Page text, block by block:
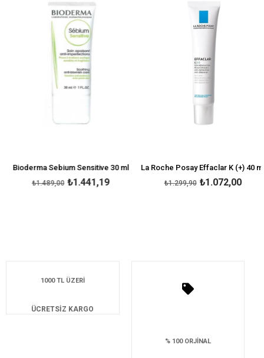
Bioderma Sebium Sensitive 30 ml
₺1.441,19
₺1.489,00
La Roche Posay Effaclar K (+) 40 ml
₺1.072,00
₺1.299,90
1000 TL ÜZERİ
ÜCRETSİZ KARGO
% 100 ORJİNAL